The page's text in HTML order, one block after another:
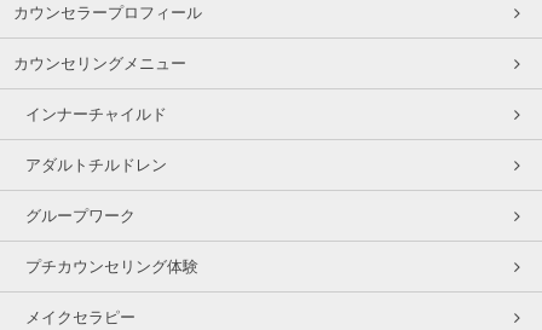
カウンセラープロフィール
カウンセリングメニュー
インナーチャイルド
アダルトチルドレン
グループワーク
プチカウンセリング体験
メイクセラピー